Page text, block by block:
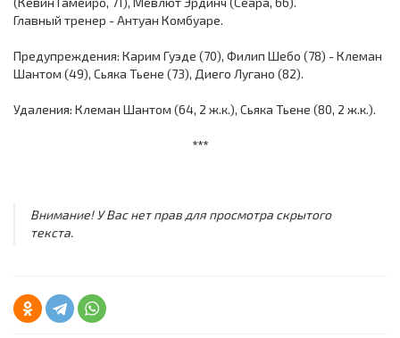
Главный тренер - Антуан Комбуаре.
Предупреждения: Карим Гуэде (70), Филип Шебо (78) - Клеман
Шантом (49), Сьяка Тьене (73), Диего Лугано (82).
Удаления: Клеман Шантом (64, 2 ж.к.), Сьяка Тьене (80, 2 ж.к.).
***
Внимание! У Вас нет прав для просмотра скрытого
текста.